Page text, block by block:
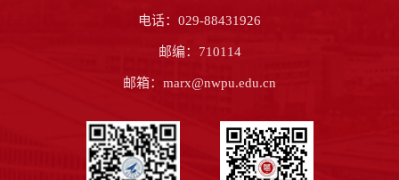
电话：029-88431926
邮编：710114
邮箱：marx@nwpu.edu.cn